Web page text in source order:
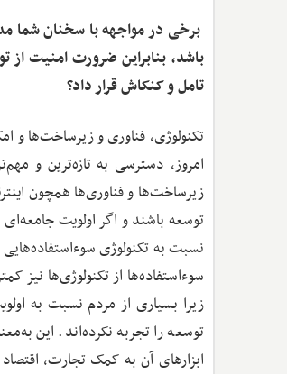
برخی در مواجهه با سخنان شما
باشد، بنابراین ضرورت امنیت از
تامل و کنکاش قرار داد؟
تکنولوژی، فناوری و زیرساخت‌ها و
امروز، دسترسی به تازه‌ترین و
زیرساخت‌ها و فناوری‌ها همچون
توسعه باشند و اگر اولویت
نسبت به تکنولوژی
سوءاستفاده‌ها از تکنولوژی‌ها نیز
زیرا بسیاری از مردم نسبت به
توسعه را تجربه نکرده‌اند. این
ابزارهای آن به کمک تجارت،